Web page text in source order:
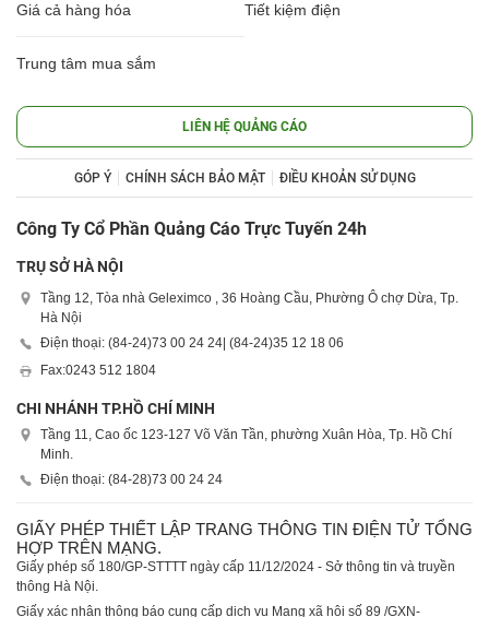
Giá cả hàng hóa Tiết kiệm điện
Trung tâm mua sắm
LIÊN HỆ QUẢNG CÁO
GÓP Ý CHÍNH SÁCH BẢO MẬT ĐIỀU KHOẢN SỬ DỤNG
Công Ty Cổ Phần Quảng Cáo Trực Tuyến 24h
TRỤ SỞ HÀ NỘI
Tầng 12, Tòa nhà Geleximco , 36 Hoàng Cầu, Phường Ô chợ Dừa, Tp.
Hà Nội
Điện thoại: (84-24)73 00 24 24 | (84-24)35 12 18 06
Fax:0243 512 1804
CHI NHÁNH TP.HỒ CHÍ MINH
Tầng 11, Cao ốc 123-127 Võ Văn Tần, phường Xuân Hòa, Tp. Hồ Chí
Minh.
Điện thoại: (84-28)73 00 24 24
GIẤY PHÉP THIẾT LẬP TRANG THÔNG TIN ĐIỆN TỬ TỔNG
HỢP TRÊN MẠNG.
Giấy phép số 180/GP-STTTT ngày cấp 11/12/2024 - Sở thông tin và truyền
thông Hà Nội.
Giấy xác nhận thông báo cung cấp dịch vụ Mạng xã hội số 89 /GXN-